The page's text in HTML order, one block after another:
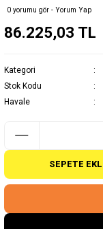
0 yorumu gör - Yorum Yap
86.225,03 TL
Kategori
Stok Kodu
Havale
SEPETE